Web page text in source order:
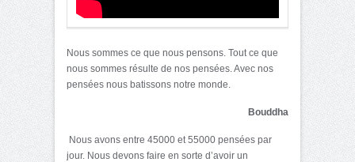
Nous sommes ce que nous pensons. Tout ce que
nous sommes résulte de nos pensées. Avec nos
pensées nous batissons notre monde.
Bouddha
Nous avons entre 45000 et 55000 pensées par
jour. Nous devons faire en sorte d’avoir un